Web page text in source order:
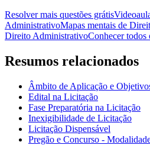
Resolver mais questões grátis
AdministrativoMapas mentais de
Direito AdministrativoConhecer todos
Resumos relacionados
Âmbito de Aplicação e
Edital na Licitação
Fase Preparatória na Licitação
Inexigibilidade de Licitação
Licitação Dispensável
Pregão e Concurso -